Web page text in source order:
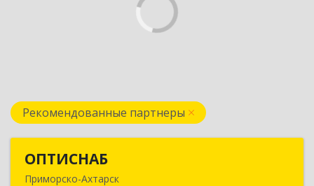
Рекомендованные партнеры
ОПТИСНАБ
Приморско-Ахтарск